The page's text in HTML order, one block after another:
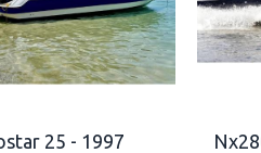
25 - 1997